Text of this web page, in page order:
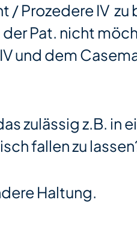
/ Prozedere IV zu
Pat. nicht
und dem
zulässig z.B. in
fallen zu
Haltung.